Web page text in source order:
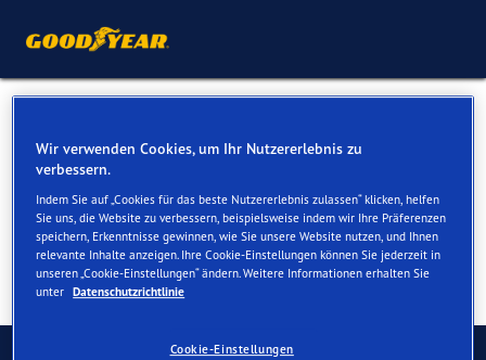
Citroen AX
Kontaktieren Sie uns
Wir verwenden Cookies, um Ihr Nutzererlebnis zu
verbessern.
Indem Sie auf „Cookies für das beste Nutzererlebnis zulassen“ klicken, helfen
Sie uns, die Website zu verbessern, beispielsweise indem wir Ihre Präferenzen
speichern, Erkenntnisse gewinnen, wie Sie unsere Website nutzen, und Ihnen
relevante Inhalte anzeigen. Ihre Cookie-Einstellungen können Sie jederzeit in
unseren „Cookie-Einstellungen“ ändern. Weitere Informationen erhalten Sie
unter Datenschutzrichtlinie
Cookie-Einstellungen